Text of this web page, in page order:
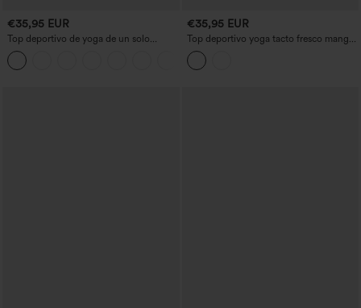
€35,95 EUR
Top deportivo de yoga de un solo
hombro, manga corta, dobladillo curvo,
corte alto-bajo (más largo detrás), de
secado rápido y con sujetador integrado
€35,95 EUR
Top deportivo yoga tacto fresco manga
corta dobladillo dividido malla
contrastante-UPF50+